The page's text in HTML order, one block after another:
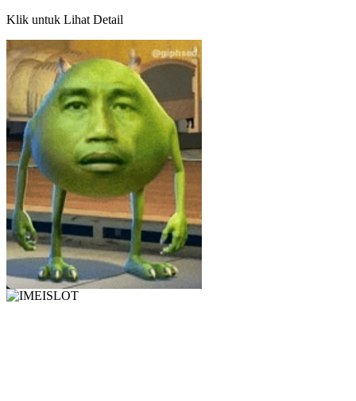
Klik untuk Lihat Detail